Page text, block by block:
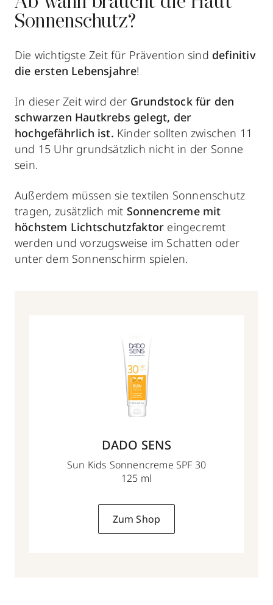
Sonnenschutz?
Die wichtigste Zeit für Prävention sind definitiv
die ersten Lebensjahre!
In dieser Zeit wird der Grundstock für den
schwarzen Hautkrebs gelegt, der
hochgefährlich ist. Kinder sollten zwischen 11
und 15 Uhr grundsätzlich nicht in der Sonne
sein.
Außerdem müssen sie textilen Sonnenschutz
tragen, zusätzlich mit Sonnencreme mit
höchstem Lichtschutzfaktor eingecremt
werden und vorzugsweise im Schatten oder
unter dem Sonnenschirm spielen.
DADO SENS
Sun Kids Sonnencreme SPF 30
125 ml
Zum Shop